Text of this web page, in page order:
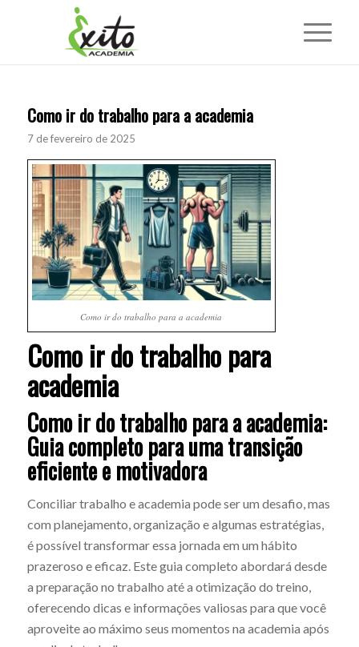
Como ir do trabalho para a academia
7 de fevereiro de 2025
Como ir do trabalho para a academia
Como ir do trabalho para
academia
Como ir do trabalho para a academia:
Guia completo para uma transição
eficiente e motivadora
Conciliar trabalho e academia pode ser um desafio, mas
com planejamento, organização e algumas estratégias,
é possível transformar essa jornada em um hábito
prazeroso e eficaz. Este guia completo abordará desde
a preparação no trabalho até a otimização do treino,
oferecendo dicas e informações valiosas para que você
aproveite ao máximo seus momentos na academia após